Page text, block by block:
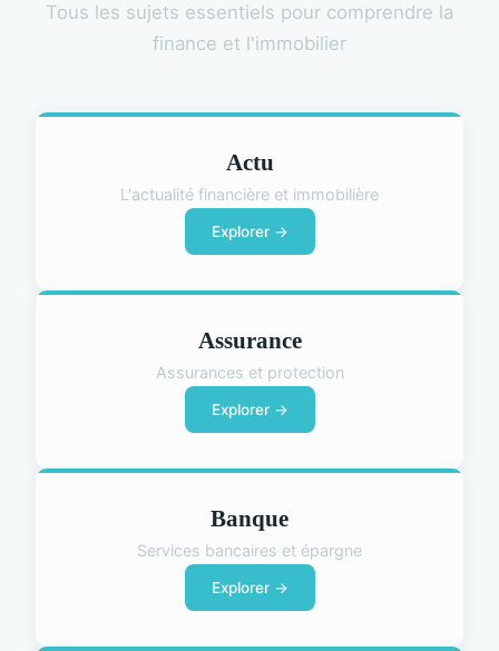
Tous les sujets essentiels pour comprendre la
finance et l'immobilier
Actu
L'actualité financière et immobilière
Explorer →
Assurance
Assurances et protection
Explorer →
Banque
Services bancaires et épargne
Explorer →